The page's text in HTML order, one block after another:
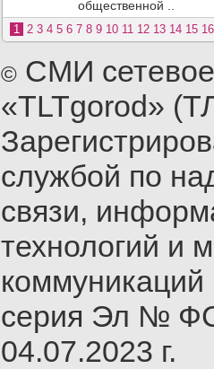
общественной ..
1 2 3 4 5 6 7 8 9 10 11 12 13 14 15 16
© СМИ
«TLTgorod»
службой по
связи,
технологий и
серия Эл №
04.07.2023 г.